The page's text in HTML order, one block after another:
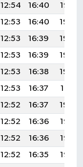
12:54 16:40
19:47
12:53 16:40
19:46
12:53 16:39
19:45
12:53 16:39
19:43
12:53 16:38
19:42
12:53 16:37
19:41
12:52 16:37
19:39
12:52 16:36
19:38
12:52 16:36
19:37
12:52 16:35
19:35